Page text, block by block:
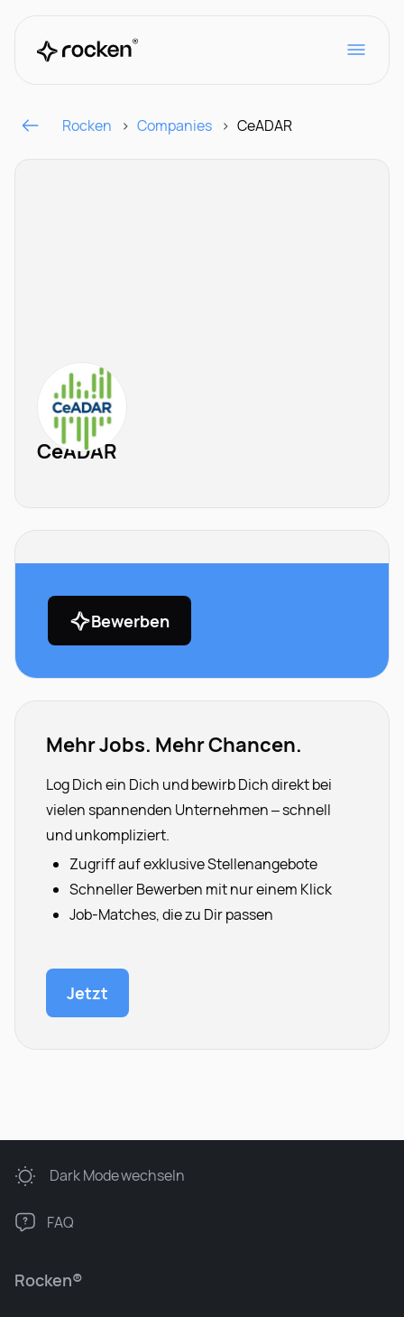
Rocken Companies CeADAR
CeADAR
Bewerben
Mehr Jobs. Mehr Chancen.
Log Dich ein Dich und bewirb Dich direkt bei
vielen spannenden Unternehmen – schnell
und unkompliziert.
Zugriff auf exklusive Stellenangebote
Schneller Bewerben mit nur einem Klick
Job-Matches, die zu Dir passen
Jetzt
Rocken®
Dark Modewechseln
FAQ